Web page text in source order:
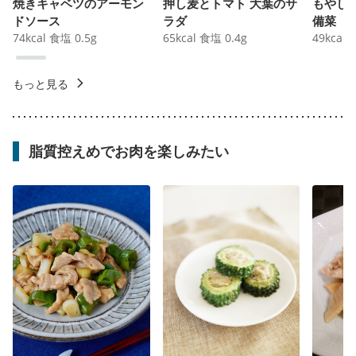
ドソース
74kcal 食塩 0.5g
ラダ
65kcal 食塩 0.4g
備菜
49kcal
もっと見る
脂質控えめでお肉を楽しみたい